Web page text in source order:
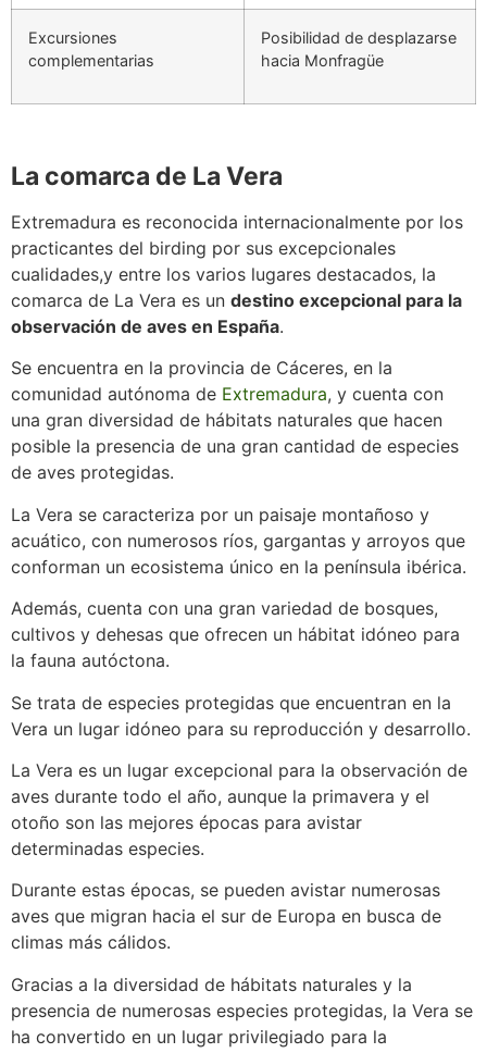
Excursiones
complementarias
Posibilidad de desplazarse
hacia Monfragüe
La comarca de La Vera
Extremadura es reconocida internacionalmente por los
practicantes del birding por sus excepcionales
cualidades,y entre los varios lugares destacados, la
comarca de La Vera es un destino excepcional para la
observación de aves en España.
Se encuentra en la provincia de Cáceres, en la
comunidad autónoma de Extremadura, y cuenta con
una gran diversidad de hábitats naturales que hacen
posible la presencia de una gran cantidad de especies
de aves protegidas.
La Vera se caracteriza por un paisaje montañoso y
acuático, con numerosos ríos, gargantas y arroyos que
conforman un ecosistema único en la península ibérica.
Además, cuenta con una gran variedad de bosques,
cultivos y dehesas que ofrecen un hábitat idóneo para
la fauna autóctona.
Se trata de especies protegidas que encuentran en la
Vera un lugar idóneo para su reproducción y desarrollo.
La Vera es un lugar excepcional para la observación de
aves durante todo el año, aunque la primavera y el
otoño son las mejores épocas para avistar
determinadas especies.
Durante estas épocas, se pueden avistar numerosas
aves que migran hacia el sur de Europa en busca de
climas más cálidos.
Gracias a la diversidad de hábitats naturales y la
presencia de numerosas especies protegidas, la Vera se
ha convertido en un lugar privilegiado para la